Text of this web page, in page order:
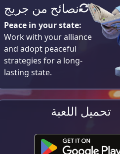
نصائح من جريج
Peace in your state:
Work with your alliance
and adopt peaceful
strategies for a long-
lasting state.
تحميل اللعبة